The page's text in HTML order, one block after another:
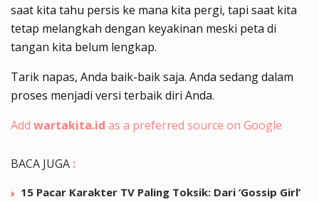
saat kita tahu persis ke mana kita pergi, tapi saat kita
tetap melangkah dengan keyakinan meski peta di
tangan kita belum lengkap.
Tarik napas, Anda baik-baik saja. Anda sedang dalam
proses menjadi versi terbaik diri Anda.
Add wartakita.id as a preferred source on Google
BACA JUGA :
15 Pacar Karakter TV Paling Toksik: Dari ‘Gossip Girl’